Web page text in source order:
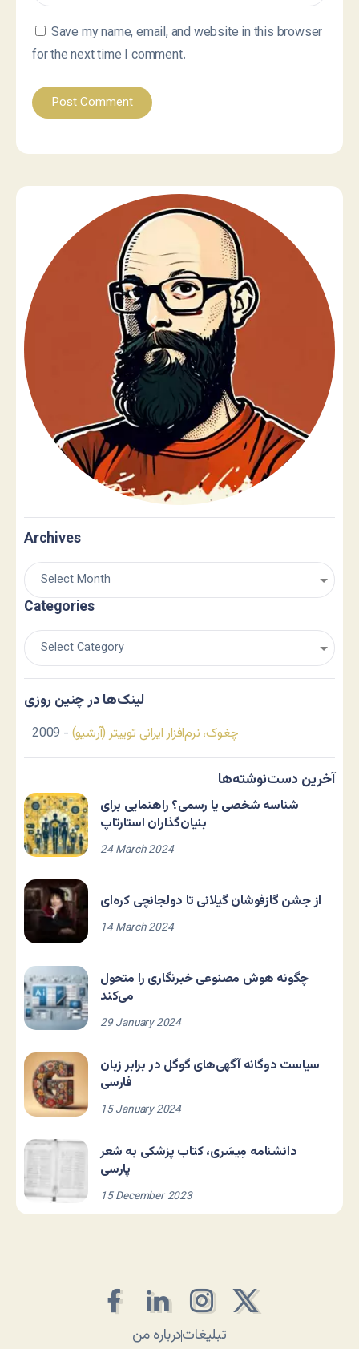
Save my name, email, and website in this browser
for the next time I comment.
Archives
Categories
لینک‌ها در چنین روزی
چغوک، نرم‌افزار ایرانی توییتر (آرشیو) - 2009
آخرین دست‌نوشته‌ها
شناسه شخصی یا رسمی؟ راهنمایی برای
بنیان‌گذاران استارتاپ
24 March 2024
از جشن گازفوشان گیلانی تا دولجانچی کره‌ای
14 March 2024
چگونه هوش مصنوعی خبرنگاری را متحول
می‌کند
29 January 2024
سیاست دوگانه آگهی‌های گوگل در برابر زبان
فارسی
15 January 2024
دانشنامه مِیسَری، کتاب پزشکی به شعر
پارسی
15 December 2023
درباره منتبلیغات